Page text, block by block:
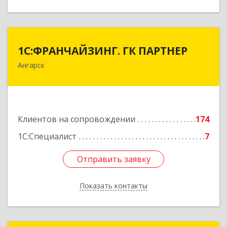
1С:ФРАНЧАЙЗИНГ. ГК ПАРТНЕР
Ангарск
Клиентов на сопровождении
174
1С:Специалист
7
Отправить заявку
Показать контакты
1С:ФРАНЧАЙЗИНГ. ГК ПАРТНЕР
Отправить заявку
Назад